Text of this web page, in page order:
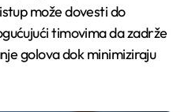
može dovesti do
timovima da zadrže
golova dok minimiziraju